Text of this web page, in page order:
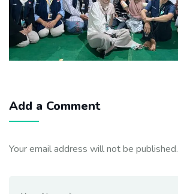
Add a Comment
Your email address will not be published.